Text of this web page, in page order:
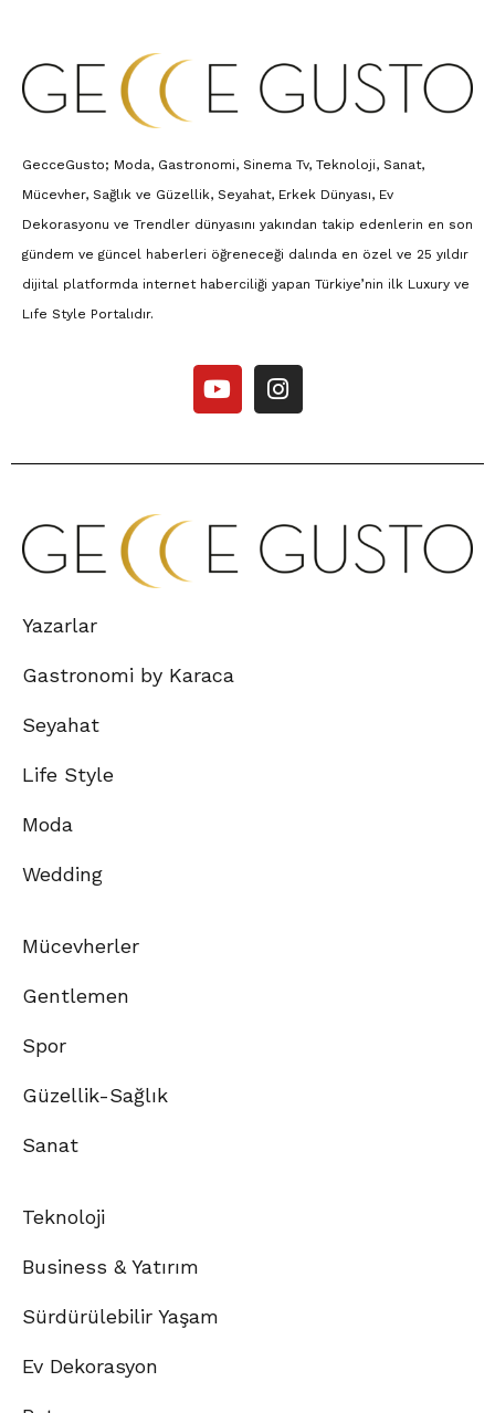
GecceGusto; Moda, Gastronomi, Sinema Tv, Teknoloji, Sanat,
Mücevher, Sağlık ve Güzellik, Seyahat, Erkek Dünyası, Ev
Dekorasyonu ve Trendler dünyasını yakından takip edenlerin en son
gündem ve güncel haberleri öğreneceği dalında en özel ve 25 yıldır
dijital platformda internet haberciliği yapan Türkiye’nin ilk Luxury ve
Lıfe Style Portalıdır.
Yazarlar
Gastronomi by Karaca
Seyahat
Life Style
Moda
Wedding
Mücevherler
Gentlemen
Spor
Güzellik-Sağlık
Sanat
Teknoloji
Business & Yatırım
Sürdürülebilir Yaşam
Ev Dekorasyon